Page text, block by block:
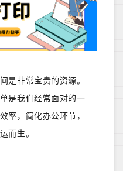
是非常宝贵的资源。
是我们经常面对的一
率，简化办公环节，
而生。